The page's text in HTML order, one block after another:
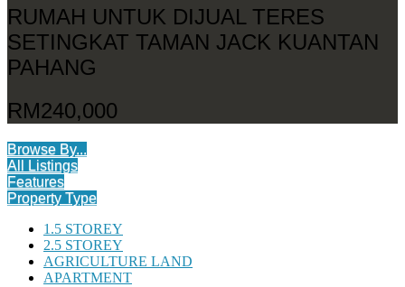
RUMAH UNTUK DIJUAL TERES
SETINGKAT TAMAN JACK KUANTAN
PAHANG
RM240,000
Browse By...
All Listings
Features
Property Type
1.5 STOREY
2.5 STOREY
AGRICULTURE LAND
APARTMENT